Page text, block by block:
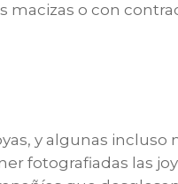
o con
y algunas
fotografiadas las